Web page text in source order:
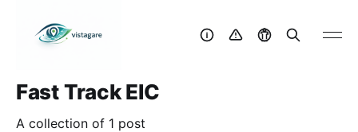
Fast Track EIC
A collection of 1 post